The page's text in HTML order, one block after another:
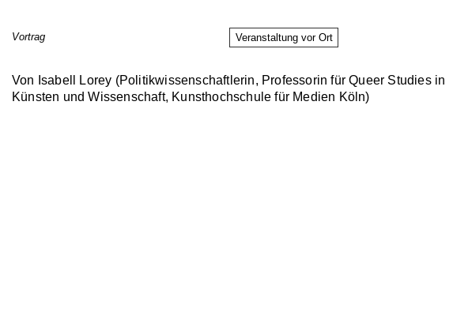
Vortrag Veranstaltung vor Ort
Von Isabell Lorey (Politikwissenschaftlerin, Professorin für Queer Studies in
Künsten und Wissenschaft, Kunsthochschule für Medien Köln)